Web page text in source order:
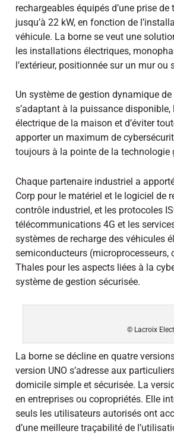
rechargeables équipés d’une prise
jusqu’à 22 kW, en fonction de
véhicule. La borne se veut une
les installations électriques,
l’extérieur, positionnée sur un mur ou
Un système de gestion dynamique
s’adaptant à la puissance disponible,
électrique de la maison et d’éviter
apporter un maximum de
toujours à la pointe de la technologie
Chaque partenaire industriel a
Corp pour le matériel et le logiciel de
contrôle industriel, et les protocoles
télécommunications 4G et les
systèmes de recharge des véhicules
semiconducteurs
Thales pour les aspects liées à la
système de gestion sécurisée.
© Lacroix
La borne se décline en quatre
version UNO s’adresse aux
domicile simple et sécurisée. La
en entreprises ou copropriétés. Elle
seuls les utilisateurs autorisés ont
d’une meilleure traçabilité de